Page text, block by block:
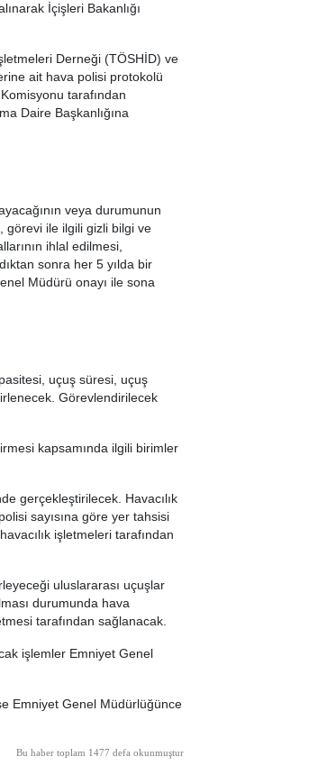
İçişleri Bakanlığı
Derneği (TÖSHİD) ve
ait hava polisi protokolü
tarafından
Daire Başkanlığına
veya durumunun
görevi ile ilgili gizli bilgi ve
ihlal edilmesi,
sonra her 5 yılda bir
Müdürü onayı ile sona
uçuş süresi, uçuş
Görevlendirilecek
kapsamında ilgili birimler
gerçekleştirilecek. Havacılık
sayısına göre yer tahsisi
işletmeleri tarafından
uluslararası uçuşlar
durumunda hava
tarafından sağlanacak.
işlemler Emniyet Genel
Emniyet Genel Müdürlüğünce
Bu haber toplam 1477 defa okunmuştur